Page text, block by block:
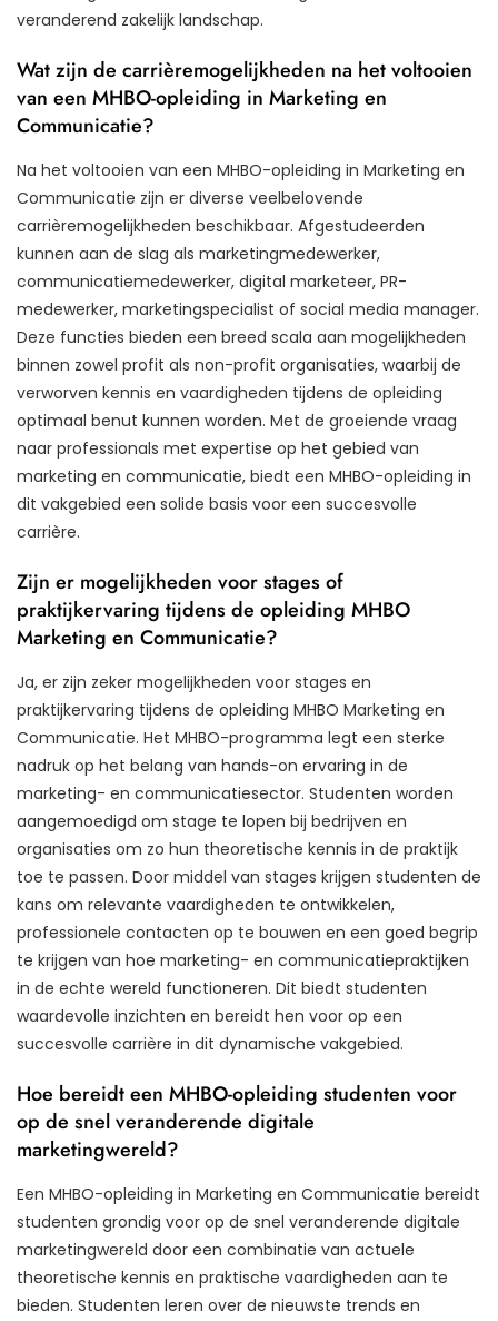
veranderend zakelijk landschap.
Wat zijn de carrièremogelijkheden na het voltooien
van een MHBO-opleiding in Marketing en
Communicatie?
Na het voltooien van een MHBO-opleiding in Marketing en
Communicatie zijn er diverse veelbelovende
carrièremogelijkheden beschikbaar. Afgestudeerden
kunnen aan de slag als marketingmedewerker,
communicatiemedewerker, digital marketeer, PR-
medewerker, marketingspecialist of social media manager.
Deze functies bieden een breed scala aan mogelijkheden
binnen zowel profit als non-profit organisaties, waarbij de
verworven kennis en vaardigheden tijdens de opleiding
optimaal benut kunnen worden. Met de groeiende vraag
naar professionals met expertise op het gebied van
marketing en communicatie, biedt een MHBO-opleiding in
dit vakgebied een solide basis voor een succesvolle
carrière.
Zijn er mogelijkheden voor stages of
praktijkervaring tijdens de opleiding MHBO
Marketing en Communicatie?
Ja, er zijn zeker mogelijkheden voor stages en
praktijkervaring tijdens de opleiding MHBO Marketing en
Communicatie. Het MHBO-programma legt een sterke
nadruk op het belang van hands-on ervaring in de
marketing- en communicatiesector. Studenten worden
aangemoedigd om stage te lopen bij bedrijven en
organisaties om zo hun theoretische kennis in de praktijk
toe te passen. Door middel van stages krijgen studenten de
kans om relevante vaardigheden te ontwikkelen,
professionele contacten op te bouwen en een goed begrip
te krijgen van hoe marketing- en communicatiepraktijken
in de echte wereld functioneren. Dit biedt studenten
waardevolle inzichten en bereidt hen voor op een
succesvolle carrière in dit dynamische vakgebied.
Hoe bereidt een MHBO-opleiding studenten voor
op de snel veranderende digitale
marketingwereld?
Een MHBO-opleiding in Marketing en Communicatie bereidt
studenten grondig voor op de snel veranderende digitale
marketingwereld door een combinatie van actuele
theoretische kennis en praktische vaardigheden aan te
bieden. Studenten leren over de nieuwste trends en